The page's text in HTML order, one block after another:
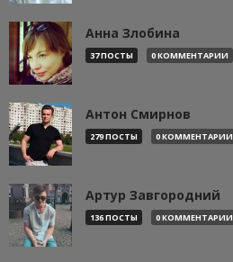
Анна Злобина
37 ПОСТЫ 0 КОММЕНТАРИИ
Антон Смирнов
279 ПОСТЫ 0 КОММЕНТАРИИ
Артур Завгородний
136 ПОСТЫ 0 КОММЕНТАРИИ